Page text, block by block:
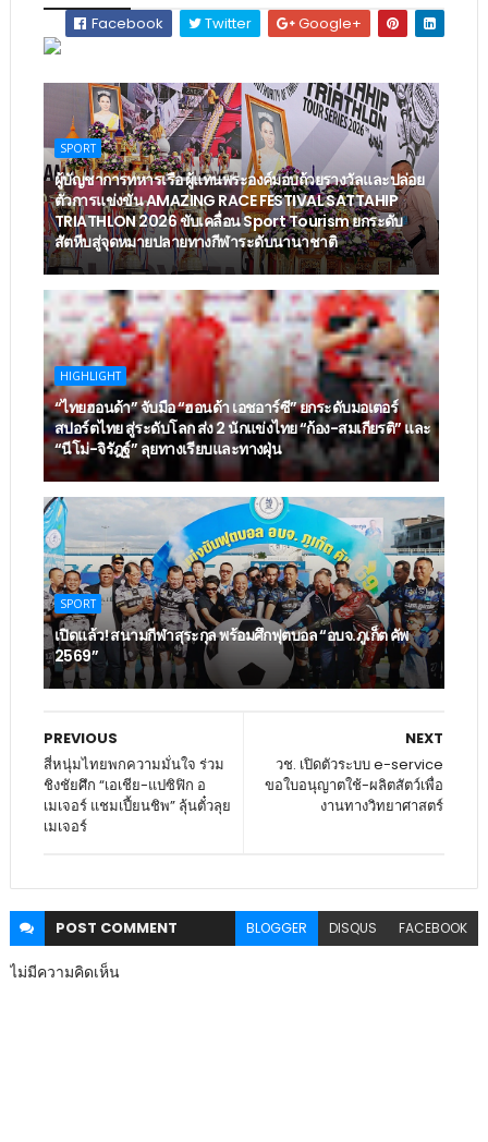
Facebook
Twitter Google+
SPORT
ผู้บัญชาการทหารเรือ ผู้แทนพระองค์มอบถ้วยรางวัลและปล่อย
ตัวการแข่งขัน AMAZING RACE FESTIVAL SATTAHIP
TRIATHLON 2026 ขับเคลื่อน Sport Tourism ยกระดับ
สัตหีบสู่จุดหมายปลายทางกีฬาระดับนานาชาติ
HIGHLIGHT
“ไทยฮอนด้า” จับมือ “ฮอนด้า เอชอาร์ซี” ยกระดับมอเตอร์
สปอร์ตไทย สู่ระดับโลก ส่ง 2 นักแข่งไทย “ก้อง-สมเกียรติ” และ
“นีโม่-จิรัฎฐ์” ลุยทางเรียบและทางฝุ่น
SPORT
เปิดแล้ว! สนามกีฬาสุระกุล พร้อมศึกฟุตบอล “อบจ.ภูเก็ต คัพ
2569”
NEXT
วช. เปิดตัวระบบ e-service
ขอใบอนุญาตใช้-ผลิตสัตว์เพื่อ
งานทางวิทยาศาสตร์
PREVIOUS
สี่หนุ่มไทยพกความมั่นใจ ร่วม
ชิงชัยศึก “เอเชีย-แปซิฟิก อ
เมเจอร์ แชมเปี้ยนชิพ” ลุ้นตั๋วลุย
เมเจอร์
POST COMMENT BLOGGER DISQUS FACEBOOK
ไม่มีความคิดเห็น